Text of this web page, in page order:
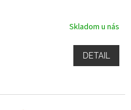
Skladom u nás
DETAIL